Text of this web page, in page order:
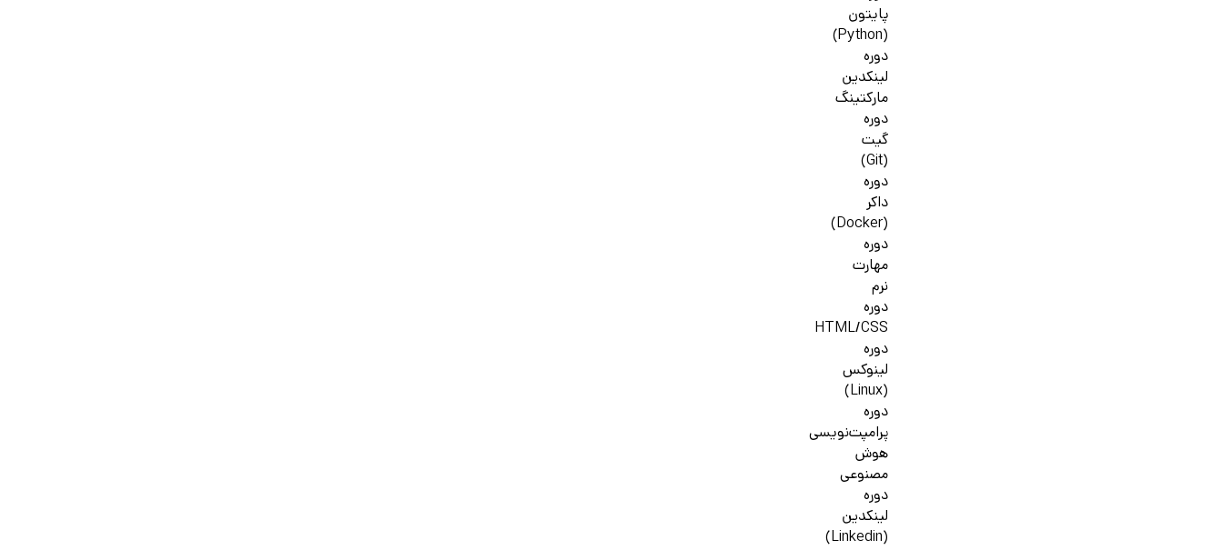
پایتون
(Python)
دوره
لینکدین
مارکتینگ
دوره
گیت
(Git)
دوره
داکر
(Docker)
دوره
مهارت
نرم
دوره
HTML/CSS
دوره
لینوکس
(Linux)
دوره
پرامپت‌نویسی
هوش
مصنوعی
دوره
لینکدین
(Linkedin)